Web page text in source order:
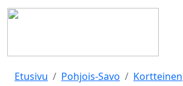
Etusivu Pohjois-Savo Kortteinen